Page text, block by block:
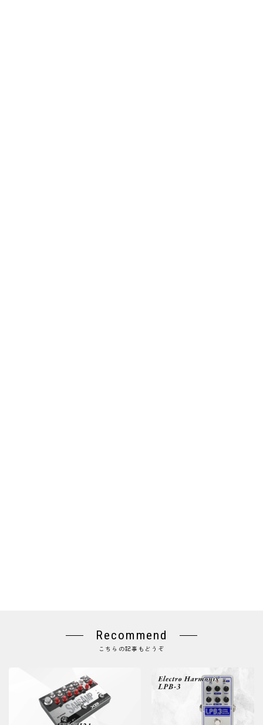
Recommend
こちらの記事もどうぞ